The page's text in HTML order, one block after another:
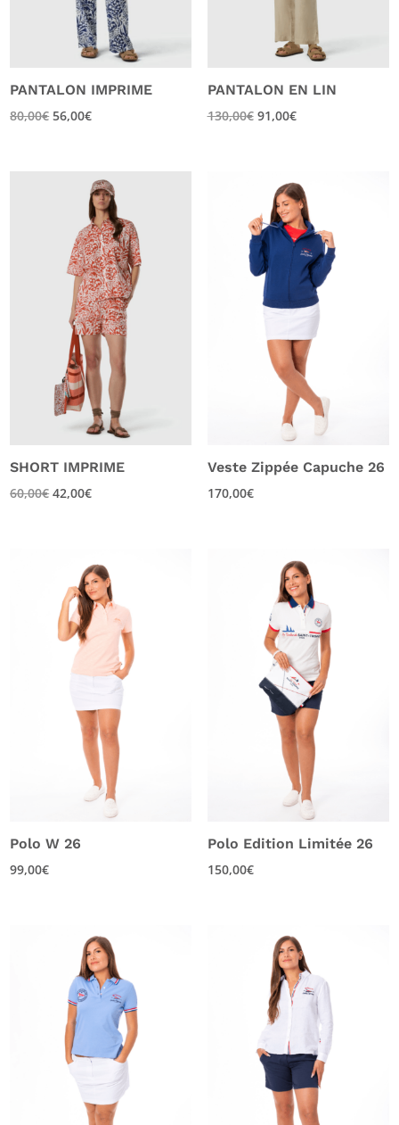
PANTALON IMPRIME
80,00€ 56,00€
PANTALON EN LIN
130,00€ 91,00€
SHORT IMPRIME
60,00€ 42,00€
Veste Zippée Capuche 26
170,00€
Polo W 26
99,00€
Polo Edition Limitée 26
150,00€